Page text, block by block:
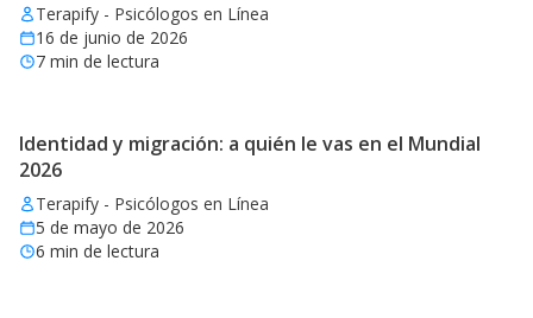
Terapify - Psicólogos en Línea
16 de junio de 2026
7 min de lectura
Identidad y migración: a quién le vas en el Mundial
2026
Terapify - Psicólogos en Línea
5 de mayo de 2026
6 min de lectura